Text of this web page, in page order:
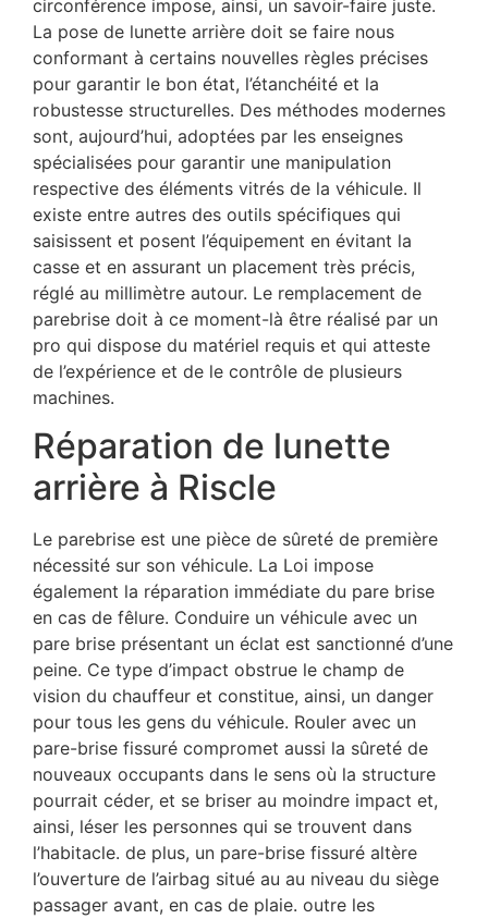
circonférence impose, ainsi, un savoir-faire juste.
La pose de lunette arrière doit se faire nous
conformant à certains nouvelles règles précises
pour garantir le bon état, l’étanchéité et la
robustesse structurelles. Des méthodes modernes
sont, aujourd’hui, adoptées par les enseignes
spécialisées pour garantir une manipulation
respective des éléments vitrés de la véhicule. Il
existe entre autres des outils spécifiques qui
saisissent et posent l’équipement en évitant la
casse et en assurant un placement très précis,
réglé au millimètre autour. Le remplacement de
parebrise doit à ce moment-là être réalisé par un
pro qui dispose du matériel requis et qui atteste
de l’expérience et de le contrôle de plusieurs
machines.
Réparation de lunette
arrière à Riscle
Le parebrise est une pièce de sûreté de première
nécessité sur son véhicule. La Loi impose
également la réparation immédiate du pare brise
en cas de fêlure. Conduire un véhicule avec un
pare brise présentant un éclat est sanctionné d’une
peine. Ce type d’impact obstrue le champ de
vision du chauffeur et constitue, ainsi, un danger
pour tous les gens du véhicule. Rouler avec un
pare-brise fissuré compromet aussi la sûreté de
nouveaux occupants dans le sens où la structure
pourrait céder, et se briser au moindre impact et,
ainsi, léser les personnes qui se trouvent dans
l’habitacle. de plus, un pare-brise fissuré altère
l’ouverture de l’airbag situé au au niveau du siège
passager avant, en cas de plaie. outre les